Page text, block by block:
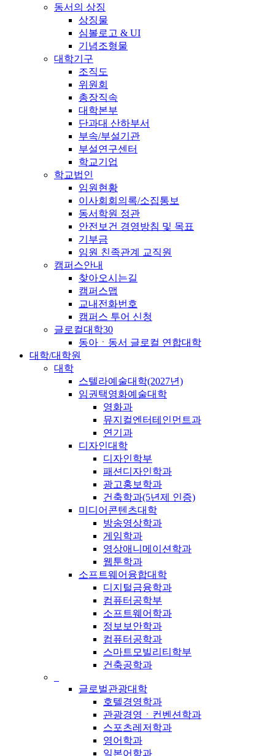
동서의 상징
상징물
심볼로고 & UI
기념조형물
대학기구
조직도
위원회
총장직속
대학본부
단과대 산하부서
부속/부설기관
부설연구센터
학교기업
학교법인
임원현황
이사회회의록/소집통보
동서학원 정관
안전보건 경영방침 및 목표
기부금
임원 친족관계 교직원
캠퍼스안내
찾아오시는길
캠퍼스맵
교내전화번호
캠퍼스 투어 신청
글로컬대학30
동아ㆍ동서 글로컬 연합대학
대학/대학원
대학
스텔라예술대학(2027년)
임권택영화예술대학
영화과
뮤지컬엔터테인먼트과
연기과
디자인대학
디자인학부
패션디자인학과
광고홍보학과
건축학과(5년제 인증)
미디어콘텐츠대학
방송영상학과
게임학과
영상애니메이션학과
웹툰학과
소프트웨어융합대학
디지털금융학과
컴퓨터공학부
소프트웨어학과
정보보안학과
컴퓨터공학과
스마트모빌리티학부
건축공학과
글로벌관광대학
호텔경영학과
관광경영ㆍ컨벤션학과
스포츠레저학과
영어학과
일본어학과